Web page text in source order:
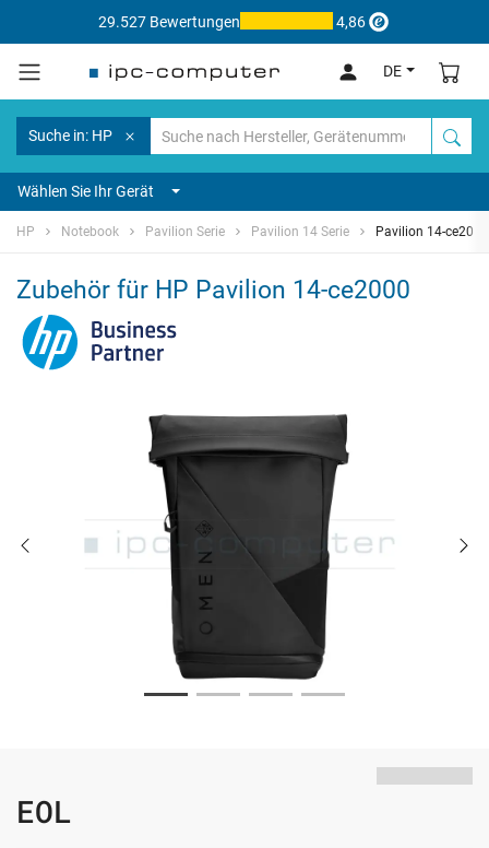
29.527 Bewertungen 4,86
DE
Suche in: HP
Wählen Sie Ihr Gerät
HP Notebook Pavilion Serie Pavilion 14 Serie Pavilion 14-ce2000
Zubehör für HP Pavilion 14-ce2000
EOL